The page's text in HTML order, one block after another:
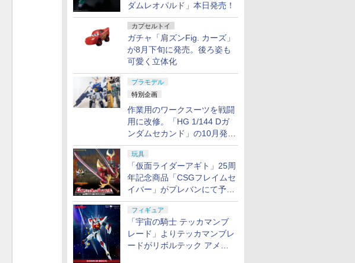
ダムレオパルド」本日発売！
カプセルトイ
ガチャ「肩ズンFig. カーズ」
が8月下旬に発売。後ろ姿も
可愛く立体化
プラモデル
特別企画
作業用のワークスーツを戦闘
用に改修。「HG 1/144 Dガ
ンダムセカンド」の10月発送
分が予約受付中【ガンダムベ
ース撮り下ろし】
玩具
「仮面ライダーアギト」25周
年記念商品「CSGフレイムセ
イバー」がプレバンにて予約
開始
フィギュア
「宇宙の騎士 テッカマンブ
レード」よりテッカマンブレ
ードがリボルテック アメイ